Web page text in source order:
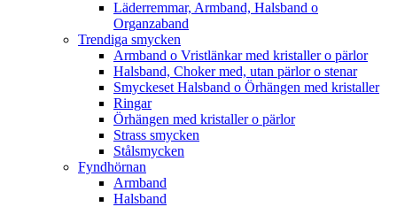
Läderremmar, Armband, Halsband o
Organzaband
Trendiga smycken
Armband o Vristlänkar med kristaller o pärlor
Halsband, Choker med, utan pärlor o stenar
Smyckeset Halsband o Örhängen med kristaller
Ringar
Örhängen med kristaller o pärlor
Strass smycken
Stålsmycken
Fyndhörnan
Armband
Halsband